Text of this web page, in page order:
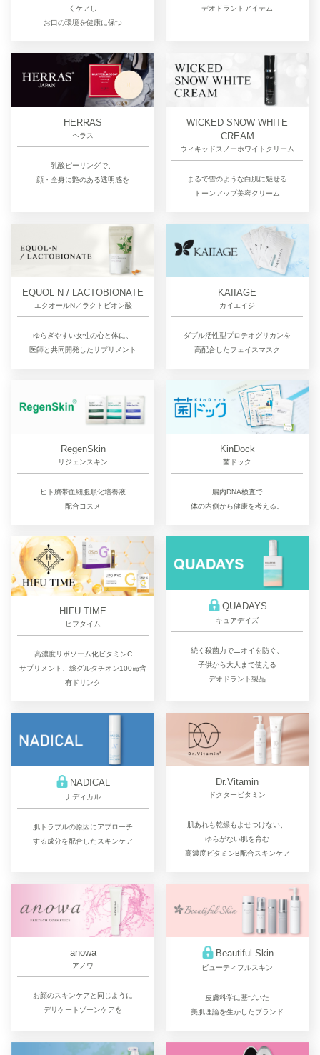
くケアし
お口の環境を健康に保つ
デオドラントアイテム
HERRAS
ヘラス
乳酸ピーリングで、
顔・全身に艶のある透明感を
WICKED SNOW WHITE
CREAM
ウィキッドスノーホワイトクリーム
まるで雪のような白肌に魅せる
トーンアップ美容クリーム
EQUOL N / LACTOBIONATE
エクオールN／ラクトビオン酸
ゆらぎやすい女性の心と体に、
医師と共同開発したサプリメント
KAIIAGE
カイエイジ
ダブル活性型プロテオグリカンを
高配合したフェイスマスク
RegenSkin
リジェンスキン
ヒト臍帯血細胞順化培養液
配合コスメ
KinDock
菌ドック
腸内DNA検査で
体の内側から健康を考える。
HIFU TIME
ヒフタイム
高濃度リポソーム化ビタミンC
サプリメント、総グルタチオン100㎎含
有ドリンク
QUADAYS
キュアデイズ
続く殺菌力でニオイを防ぐ、
子供から大人まで使える
デオドラント製品
NADICAL
ナディカル
肌トラブルの原因にアプローチ
する成分を配合したスキンケア
Dr.Vitamin
ドクタービタミン
肌あれも乾燥もよせつけない、
ゆらがない肌を育む
高濃度ビタミンB配合スキンケア
anowa
アノワ
お顔のスキンケアと同じように
デリケートゾーンケアを
Beautiful Skin
ビューティフルスキン
皮膚科学に基づいた
美肌理論を生かしたブランド